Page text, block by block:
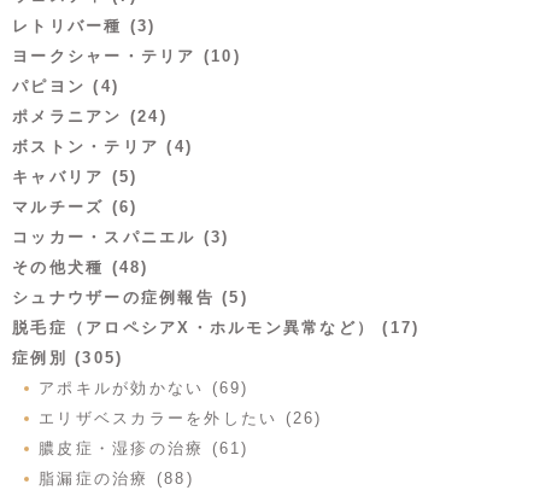
レトリバー種 (3)
ヨークシャー・テリア (10)
パピヨン (4)
ポメラニアン (24)
ボストン・テリア (4)
キャバリア (5)
マルチーズ (6)
コッカー・スパニエル (3)
その他犬種 (48)
シュナウザーの症例報告 (5)
脱毛症（アロペシアX・ホルモン異常など） (17)
症例別 (305)
アポキルが効かない (69)
エリザベスカラーを外したい (26)
膿皮症・湿疹の治療 (61)
脂漏症の治療 (88)